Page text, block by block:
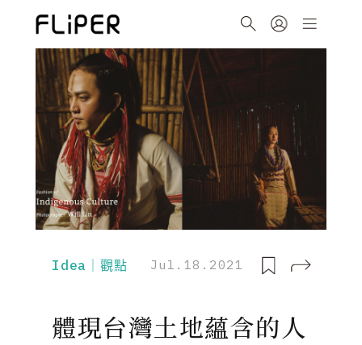
Idea｜觀點 Jul.18.2021
體現台灣土地蘊含的人